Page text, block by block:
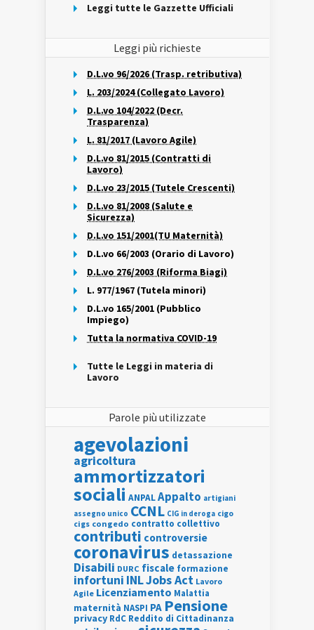
Leggi tutte le Gazzette Ufficiali
Leggi più richieste
D.L.vo 96/2026 (Trasp. retributiva)
L. 203/2024 (Collegato Lavoro)
D.L.vo 104/2022 (Decr.
Trasparenza)
L. 81/2017 (Lavoro Agile)
D.L.vo 81/2015 (Contratti di
Lavoro)
D.L.vo 23/2015 (Tutele Crescenti)
D.L.vo 81/2008 (Salute e
Sicurezza)
D.L.vo 151/2001(TU Maternità)
D.L.vo 66/2003 (Orario di Lavoro)
D.L.vo 276/2003 (Riforma Biagi)
L. 977/1967 (Tutela minori)
D.L.vo 165/2001 (Pubblico
Impiego)
Tutta la normativa COVID-19
Tutte le Leggi in materia di
Lavoro
Parole più utilizzate
agevolazioni
agricoltura
ammortizzatori
sociali ANPALAppalto artigiani
assegno unico CCNL CIG in deroga cigo
cigs congedo contratto collettivo
contributi controversie
coronavirus detassazione
Disabili DURC fiscale formazione
infortuni INLJobs Act Lavoro
Agile Licenziamento Malattia
maternità NASPI PA Pensione
privacy RdC Reddito di Cittadinanza